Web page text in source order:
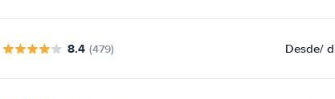
8.4 (479) Desde/